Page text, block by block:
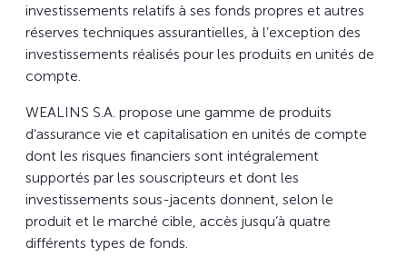
investissements relatifs à ses fonds propres et autres
réserves techniques assurantielles, à l’exception des
investissements réalisés pour les produits en unités de
compte.
WEALINS S.A. propose une gamme de produits
d’assurance vie et capitalisation en unités de compte
dont les risques financiers sont intégralement
supportés par les souscripteurs et dont les
investissements sous-jacents donnent, selon le
produit et le marché cible, accès jusqu’à quatre
différents types de fonds.